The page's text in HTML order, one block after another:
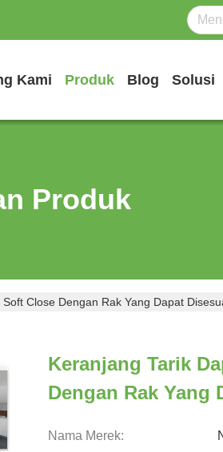
Kami Produk Blog Solusi
Produk
Close Dengan Rak Yang Dapat
Keranjang Tarik
Dengan Rak Yang
Nama Merek: